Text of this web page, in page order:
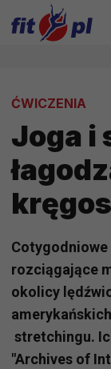
ĆWICZENIA
Joga i
rozciągające
okolicy
stretchingu.
"Archives of